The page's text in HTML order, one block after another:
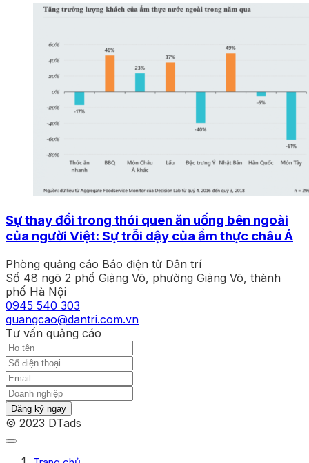
Sự thay đổi trong thói quen ăn uống bên ngoài
của người Việt: Sự trỗi dậy của ẩm thực châu Á
Phòng quảng cáo Báo điện tử Dân trí
Số 48 ngõ 2 phố Giảng Võ, phường Giảng Võ, thành
phố Hà Nội
0945 540 303
quangcao@dantri.com.vn
Tư vấn quảng cáo
Đăng ký ngay
© 2023 DTads